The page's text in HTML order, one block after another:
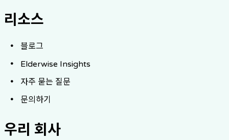
리소스
블로그
Elderwise Insights
자주 묻는 질문
문의하기
우리 회사